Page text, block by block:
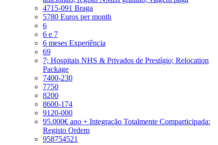
4715-091 Braga
5780 Euros per month
6
6 e 7
6 meses Experiência
69
7; Hospitais NHS & Privados de Prestígio; Relocation
Package
7400-230
7750
8200
8600-174
9120-000
95.000€ ano + Integração Totalmente Comparticipada:
Registo Ordem
958754521